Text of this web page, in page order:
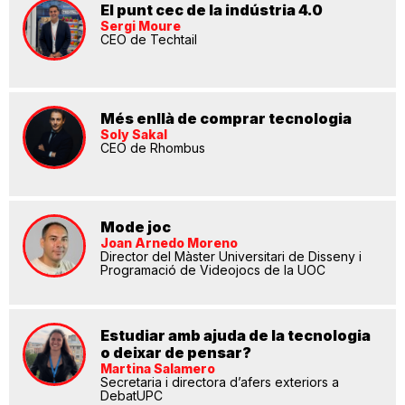
El punt cec de la indústria 4.0
Sergi Moure
CEO de Techtail
Més enllà de comprar tecnologia
Soly Sakal
CEO de Rhombus
Mode joc
Joan Arnedo Moreno
Director del Màster Universitari de Disseny i
Programació de Videojocs de la UOC
Estudiar amb ajuda de la tecnologia
o deixar de pensar?
Martina Salamero
Secretaria i directora d’afers exteriors a
DebatUPC